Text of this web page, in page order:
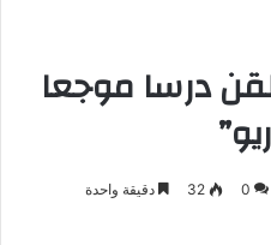
درسا موجعا
0
32 دقيقة واحدة